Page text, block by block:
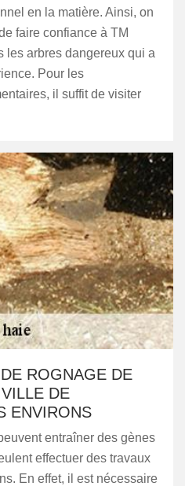
en la matière. Ainsi, on
faire confiance à TM
les arbres dangereux qui a
Pour les
il suffit de visiter
ROGNAGE DE
DE
ENVIRONS
entraîner des gènes
effectuer des travaux
En effet, il est nécessaire